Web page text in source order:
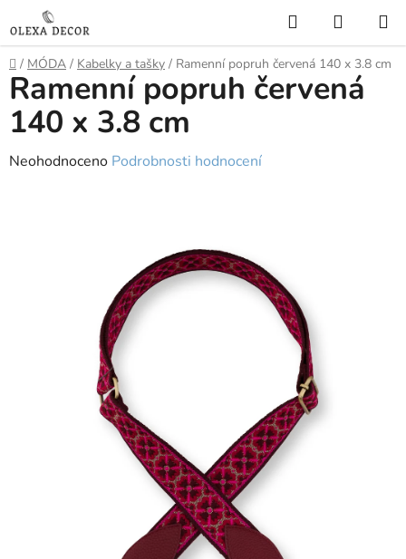
na
obsah
Hledat
KOŠÍK
Domů
/ MÓDA / Kabelky a tašky / Ramenní popruh červená 140 x 3.8 cm
Ramenní popruh červená
140 x 3.8 cm
Průměrné
Neohodnoceno Podrobnosti hodnocení